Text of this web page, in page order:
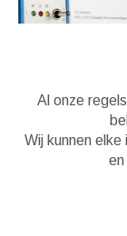
Al onze
Wij kunnen